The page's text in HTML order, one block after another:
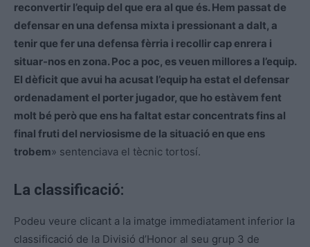
reconvertir l’equip del que era al que és. Hem passat de
defensar en una defensa mixta i pressionant a dalt, a
tenir que fer una defensa fèrria i recollir cap enrera i
situar-nos en zona. Poc a poc, es veuen millores a l’equip.
El dèficit que avui ha acusat l’equip ha estat el defensar
ordenadament el porter jugador, que ho estàvem fent
molt bé però que ens ha faltat estar concentrats fins al
final fruti del nerviosisme de la situació en que ens
trobem» sentenciava el tècnic tortosí.
La classificació:
Podeu veure clicant a la imatge immediatament inferior la
classificació de la Divisió d’Honor al seu grup 3 de